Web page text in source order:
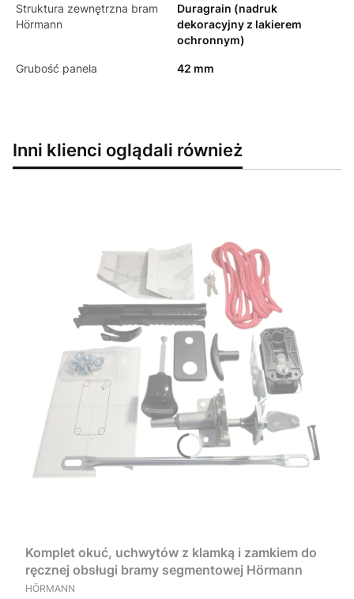
Struktura zewnętrzna bram
Hörmann
Duragrain (nadruk
dekoracyjny z lakierem
ochronnym)
Grubość panela 42 mm
Inni klienci oglądali również
Komplet okuć, uchwytów z klamką i zamkiem do
ręcznej obsługi bramy segmentowej Hörmann
PRODUCENT
HÖRMANN